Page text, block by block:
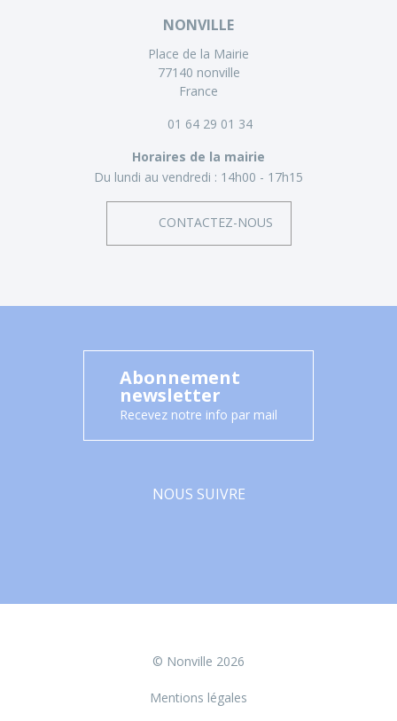
NONVILLE
Place de la Mairie
77140 nonville
France
01 64 29 01 34
Horaires de la mairie
Du lundi au vendredi : 14h00 - 17h15
CONTACTEZ-NOUS
Abonnement
newsletter
Recevez notre info par mail
NOUS SUIVRE
© Nonville 2026
Mentions légales